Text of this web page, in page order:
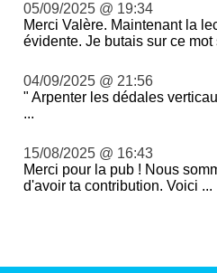
05/09/2025 @ 19:34
Merci Valère. Maintenant la
évidente. Je butais sur ce mot
04/09/2025 @ 21:56
" Arpenter les dédales
...
15/08/2025 @ 16:43
Merci pour la pub ! Nous
d'avoir ta contribution. Voici ...